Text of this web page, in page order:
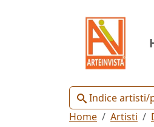
Indice artisti/
Home Artisti